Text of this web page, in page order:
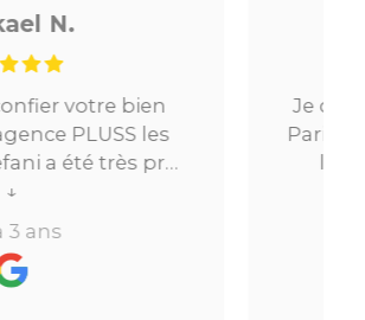
Je cherchais un appartement sur
Paris, tout s’est très bien passé. De
la mise en relation jusqu’à la
location. Le digital qui fait gagner
beaucoup de temps ne fait pas
perdre l’aspect humain ce qui est
vraiment bien ! Je recommande